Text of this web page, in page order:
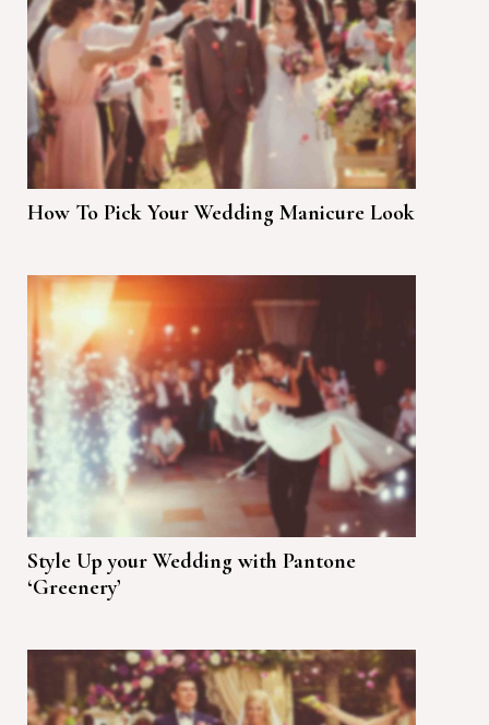
How To Pick Your Wedding Manicure Look
Style Up your Wedding with Pantone
‘Greenery’